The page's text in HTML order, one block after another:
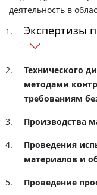
деятельность в
Экспертизы
Технического
методами
требованиям
Производства
Проведения
материалов и
Проведение